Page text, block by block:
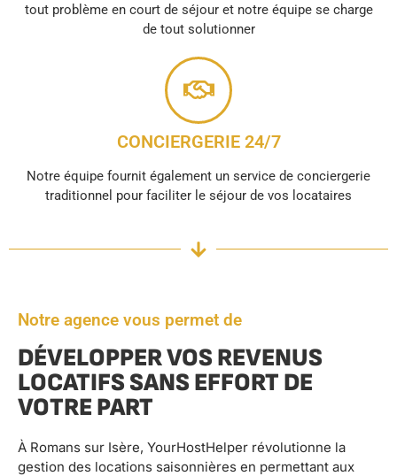
tout problème en court de séjour et notre équipe se charge
de tout solutionner
CONCIERGERIE 24/7
Notre équipe fournit également un service de conciergerie
traditionnel pour faciliter le séjour de vos locataires
Notre agence vous permet de
DÉVELOPPER VOS REVENUS
LOCATIFS SANS EFFORT DE
VOTRE PART
À Romans sur Isère, YourHostHelper révolutionne la
gestion des locations saisonnières en permettant aux